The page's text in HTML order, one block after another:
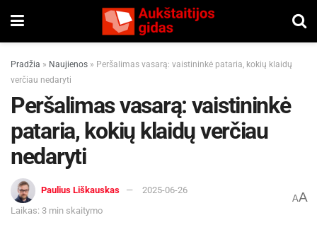
Pradžia » Naujienos » Peršalimas vasarą: vaistininkė pataria, kokių klaidų
verčiau nedaryti
Peršalimas vasarą: vaistininkė
pataria, kokių klaidų verčiau
nedaryti
Paulius Liškauskas
2025-06-26
Laikas: 3 min skaitymo
AA